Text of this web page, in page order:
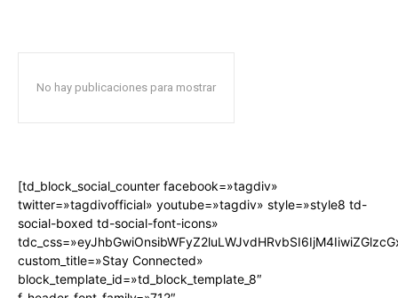
No hay publicaciones para mostrar
[td_block_social_counter facebook=»tagdiv»
twitter=»tagdivofficial» youtube=»tagdiv» style=»style8 td-
social-boxed td-social-font-icons»
custom_title=»Stay Connected»
block_template_id=»td_block_template_8″